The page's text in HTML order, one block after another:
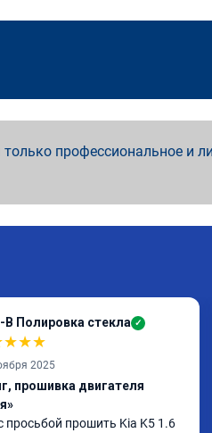
профессиональное и
Полировка стекла ✓
★★★
2025
прошивка двигателя
просьбой прошить Kia K5 1.6